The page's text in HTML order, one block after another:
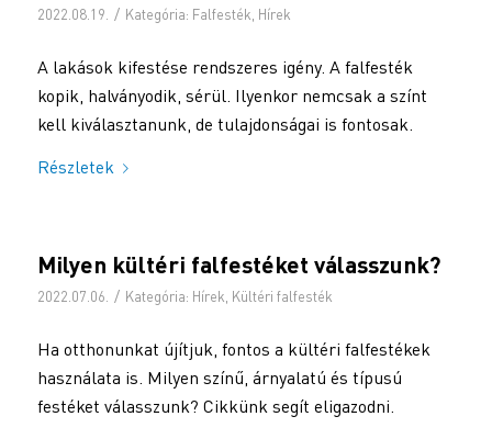
2022.08.19. / Kategória: Falfesték Hírek
A lakások kifestése rendszeres igény. A falfesték
kopik, halványodik, sérül. Ilyenkor nemcsak a színt
kell kiválasztanunk, de tulajdonságai is fontosak.
Részletek
Milyen kültéri falfestéket válasszunk?
2022.07.06. / Kategória: Hírek, Kültéri falfesték
Ha otthonunkat újítjuk, fontos a kültéri falfestékek
használata is. Milyen színű, árnyalatú és típusú
festéket válasszunk? Cikkünk segít eligazodni.